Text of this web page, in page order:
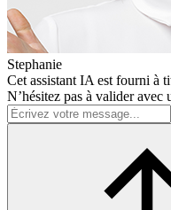
Stephanie
Cet assistant IA est fourni à
N’hésitez pas à valider avec